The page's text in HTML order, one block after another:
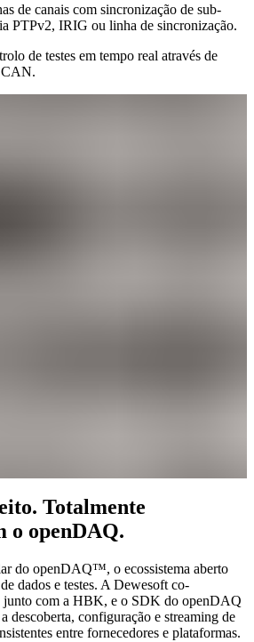
de canais com sincronização de sub-
PTPv2, IRIG ou linha de sincronização.
de testes em tempo real através de
CAN.
Totalmente
o openDAQ.
do openDAQ™, o ecossistema aberto
dados e testes. A Dewesoft co-
junto com a HBK, e o SDK do openDAQ
descoberta, configuração e streaming de
entre fornecedores e plataformas.